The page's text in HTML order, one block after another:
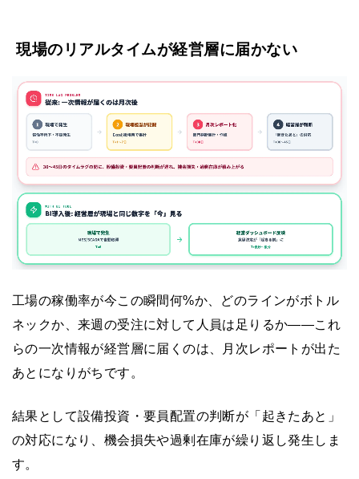
現場のリアルタイムが経営層に届かない
工場の稼働率が今この瞬間何%か、どのラインがボトル
ネックか、来週の受注に対して人員は足りるか——これ
らの一次情報が経営層に届くのは、月次レポートが出た
あとになりがちです。
結果として設備投資・要員配置の判断が「起きたあと」
の対応になり、機会損失や過剰在庫が繰り返し発生しま
す。